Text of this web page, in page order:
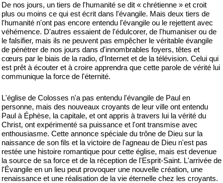
De nos jours, un tiers de l'humanité se dit « chrétienne » et croit
plus ou moins ce qui est écrit dans l'évangile. Mais deux tiers de
l'humanité n'ont pas encore entendu l'évangile ou le rejettent avec
véhémence. D'autres essaient de l'édulcorer, de l'humaniser ou de
le falsifier, mais ils ne peuvent pas empêcher le véritable évangile
de pénétrer de nos jours dans d'innombrables foyers, têtes et
cœurs par le biais de la radio, d'Internet et de la télévision. Celui qui
est prêt à écouter et à croire apprendra que cette parole de vérité lui
communique la force de l'éternité.
L'église de Colosses n'a pas entendu l'évangile de Paul en
personne, mais des nouveaux croyants de leur ville ont entendu
Paul à Éphèse, la capitale, et ont appris à travers lui la vérité du
Christ, ont expérimenté sa puissance et l'ont transmise avec
enthousiasme. Cette annonce spéciale du trône de Dieu sur la
naissance de son fils et la victoire de l'agneau de Dieu n'est pas
restée une histoire romantique pour cette église, mais est devenue
la source de sa force et de la réception de l'Esprit-Saint. L'arrivée de
l'Évangile en un lieu peut provoquer une nouvelle création, une
renaissance et une réalisation de la vie éternelle chez les croyants.